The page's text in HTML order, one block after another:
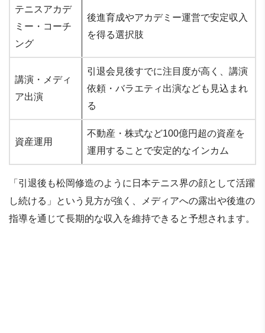
テニスアカデ
ミー・コーチ
ング
後進育成やアカデミー運営で安定収入
を得る選択肢
講演・メディ
ア出演
引退会見後すでに注目度が高く、講演
依頼・バラエティ出演なども見込まれ
る
資産運用
不動産・株式など100億円超の資産を
運用することで安定的なインカム
「引退後も松岡修造のように日本テニス界の顔として活躍
し続ける」という見方が強く、メディアへの露出や後進の
指導を通じて長期的な収入を維持できると予想されます。